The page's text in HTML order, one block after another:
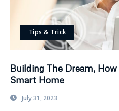
Tips & Trick
Building The Dream,
Smart Home
July 31, 2023